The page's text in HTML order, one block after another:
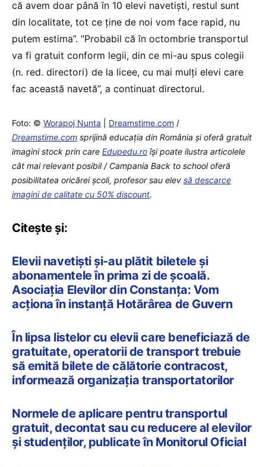
că avem doar până în 10 elevi navetiști, restul sunt
din localitate, tot ce ține de noi vom face rapid, nu
putem estima”. ”Probabil că în octombrie transportul
va fi gratuit conform legii, din ce mi-au spus colegii
(n. red. directori) de la licee, cu mai mulți elevi care
fac această navetă”, a continuat directorul.
Foto: © Worapoj Nunta Dreamstime.com /
Dreamstime.com sprijină educaţia din România şi oferă gratuit
imagini stock prin care Edupedu.ro îşi poate ilustra articolele
cât mai relevant posibil / Campania Back to school oferă
posibilitatea oricărei școli, profesor sau elev să descarce
imagini de calitate cu 50% discount.
Citește și:
Elevii navetiști și-au plătit biletele și
abonamentele în prima zi de școală.
Asociația Elevilor din Constanța: Vom
acționa în instanță Hotărârea de Guvern
În lipsa listelor cu elevii care beneficiază de
gratuitate, operatorii de transport trebuie
să emită bilete de călătorie contracost,
informează organizația transportatorilor
Normele de aplicare pentru transportul
gratuit, decontat sau cu reducere al elevilor
și studenților, publicate în Monitorul Oficial